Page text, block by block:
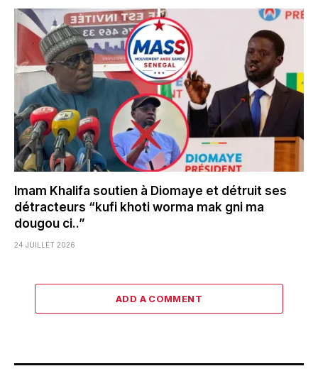
Imam Khalifa soutien à Diomaye et détruit ses
détracteurs “kufi khoti worma mak gni ma
dougou ci..”
24 JUILLET 2026
ADD A COMMENT